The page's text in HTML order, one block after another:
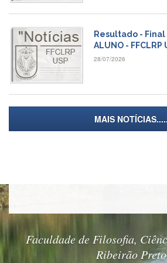
Infraestrutura
Notícias
Contato
CULTURA
Ciências
da
USP
Resultado - Final
ALUNO -
28/07/2026
MAIS NOTÍCIAS.....
Faculdade de Filosofia,
Ribeirão Preto